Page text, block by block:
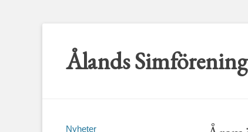
Ålands Simförening
Nyheter